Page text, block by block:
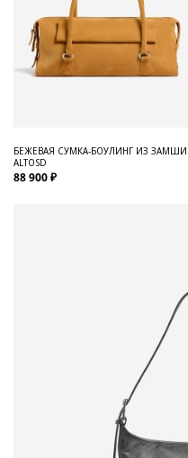
БЕЖЕВАЯ СУМКА-БОУЛИНГ ИЗ ЗАМШИ
ALTOSD
88 900 ₽